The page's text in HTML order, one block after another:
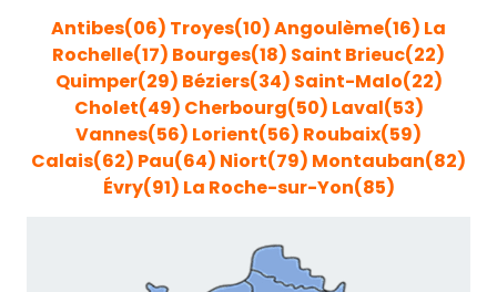
Antibes(06) Troyes(10)Angoulème(16) La
Rochelle(17) Bourges(18) Saint Brieuc(22)
Quimper(29) Béziers(34) Saint-Malo(22)
Cholet(49) Cherbourg(50) Laval(53)
Vannes(56) Lorient(56) Roubaix(59)
Calais(62) Pau(64) Niort(79) Montauban(82)
Évry(91) La Roche-sur-Yon(85)